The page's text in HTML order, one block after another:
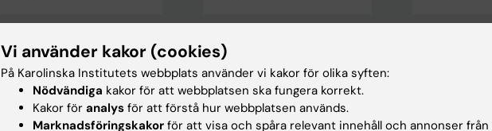
Vi använder kakor (cookies)
På Karolinska Institutets webbplats använder vi kakor för olika syften:
Nödvändiga kakor för att webbplatsen ska fungera korrekt.
Kakor för analys för att förstå hur webbplatsen används.
Marknadsföringskakor för att visa och spåra relevant innehåll och annonser